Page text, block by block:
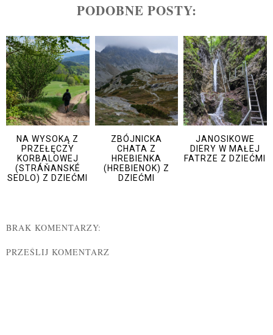
PODOBNE POSTY:
NA WYSOKĄ Z
PRZEŁĘCZY
KORBALOWEJ
(STRÁŇANSKÉ
SEDLO) Z DZIEĆMI
ZBÓJNICKA
CHATA Z
HREBIENKA
(HREBIENOK) Z
DZIEĆMI
JANOSIKOWE
DIERY W MAŁEJ
FATRZE Z DZIEĆMI
BRAK KOMENTARZY:
PRZEŚLIJ KOMENTARZ